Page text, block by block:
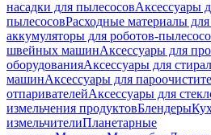
насадки для пылесосовАксессуары
пылесосовРасходные материалы
аккумуляторы для роботов-
швейных машинАксессуары для
оборудованияАксессуары для
машинАксессуары для
отпаривателейАксессуары для
измельчения продуктовБлендеры
измельчителиПланетарные